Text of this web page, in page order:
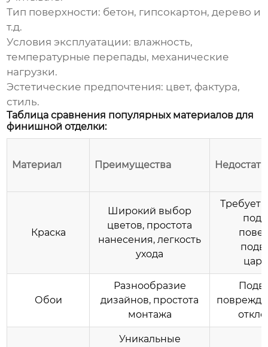
Тип поверхности: бетон, гипсокартон, дерево и
т.д.
Условия эксплуатации: влажность,
температурные перепады, механические
нагрузки.
Эстетические предпочтения: цвет, фактура,
стиль.
Таблица сравнения популярных материалов для
финишной отделки:
Материал Преимущества
Краска
Широкий выбор
цветов, простота
нанесения, легкость
ухода
Требует
Обои
Разнообразие
дизайнов, простота
монтажа
Уникальные